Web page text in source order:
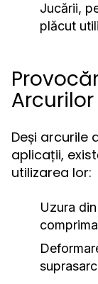
Jucării,
plăcut
Deși arcurile
aplicații,
utilizarea lor:
Uzura